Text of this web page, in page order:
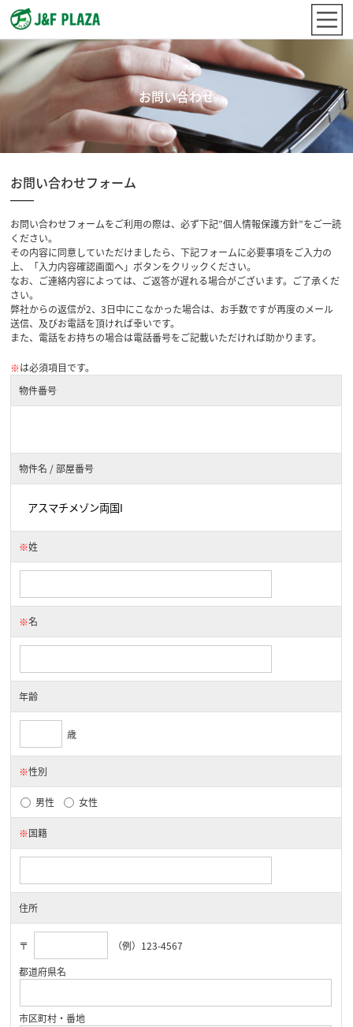
お問い合わせ
お問い合わせフォーム
お問い合わせフォームをご利用の際は、必ず下記”個人情報保護方針”をご一読
ください。
その内容に同意していただけましたら、下記フォームに必要事項をご入力の
上、「入力内容確認画面へ」ボタンをクリックください。
なお、ご連絡内容によっては、ご返答が遅れる場合がございます。ご了承くだ
さい。
弊社からの返信が2、3日中にこなかった場合は、お手数ですが再度のメール
送信、及びお電話を頂ければ幸いです。
また、電話をお持ちの場合は電話番号をご記載いただければ助かります。
※は必須項目です。
物件番号
物件名 / 部屋番号
※姓
※名
年齢
歳
※性別
男性 女性
※国籍
住所
〒
（例）123-4567
都道府県名
市区町村・番地